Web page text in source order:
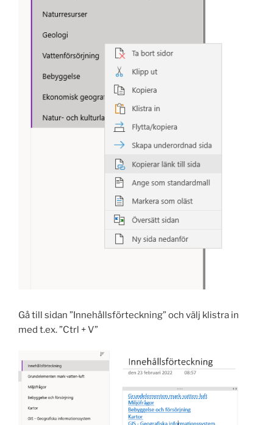
Gå till sidan ”Innehållsförteckning” och välj klistra in
med t.ex. ”Ctrl + V”